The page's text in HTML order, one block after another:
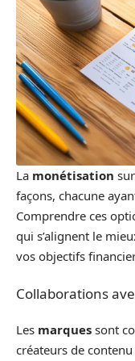
La monétisation
façons, chacune
Comprendre ces
qui s’alignent le
vos objectifs
Collaborations
Les marques sont
créateurs de